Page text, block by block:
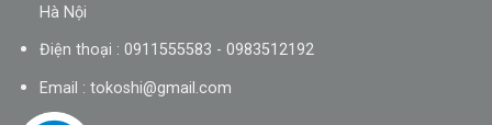
Hà Nội
Điện thoại : 0911555583 - 0983512192
Email : tokoshi@gmail.com